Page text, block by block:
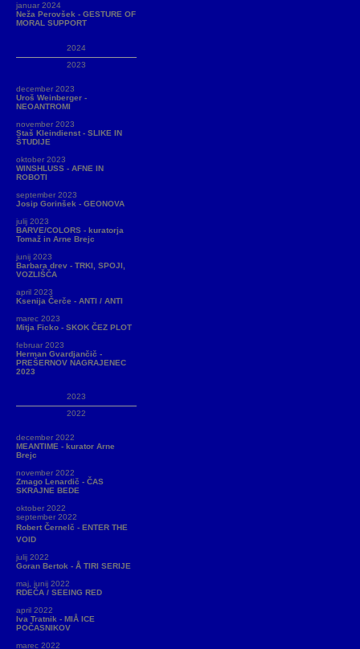
januar 2024
Neža Perovšek - GESTURE OF
MORAL SUPPORT
2024
2023
december 2023
Uroš Weinberger -
NEOANTROMI
november 2023
Staš Kleindienst - SLIKE IN
ŠTUDIJE
oktober 2023
WINSHLUSS - AFNE IN
ROBOTI
september 2023
Josip Gorinšek - GEONOVA
julij 2023
BARVE/COLORS - kuratorja
Tomaž in Arne Brejc
junij 2023
Barbara drev - TRKI, SPOJI,
VOZLIŠČA
april 2023
Ksenija Čerče - ANTI / ANTI
marec 2023
Mitja Ficko - SKOK ČEZ PLOT
februar 2023
Herman Gvardjančič -
PREŠERNOV NAGRAJENEC
2023
2023
2022
december 2022
MEANTIME - kurator Arne
Brejc
november 2022
Zmago Lenardič - ČAS
SKRAJNE BEDE
oktober 2022
september 2022
Robert Černelč - ENTER THE
VOID
julij 2022
Goran Bertok - Å TIRI SERIJE
maj, junij 2022
RDEČA / SEEING RED
april 2022
Iva Tratnik - MIÅ ICE
POČASNIKOV
marec 2022